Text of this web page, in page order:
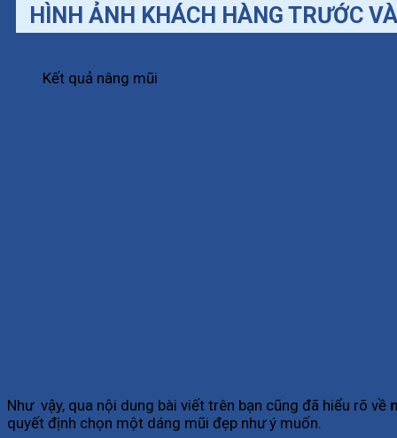
HÌNH ẢNH KHÁCH HÀNG TRƯỚC
Kết quả nâng mũi
Như vậy, qua nội dung bài viết trên bạn cũng đã hiểu rõ về
quyết định chọn một dáng mũi đẹp như ý muốn.